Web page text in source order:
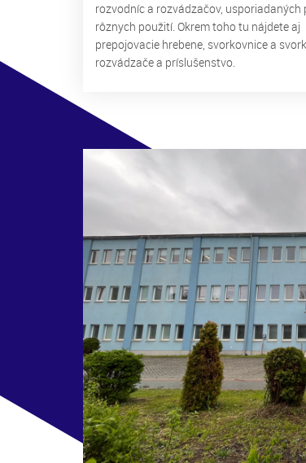
rozvodníc a rozvádzačov, usporiadaných
rôznych použití. Okrem toho tu nájdete aj
prepojovacie hrebene, svorkovnice a
rozvádzače a príslušenstvo.